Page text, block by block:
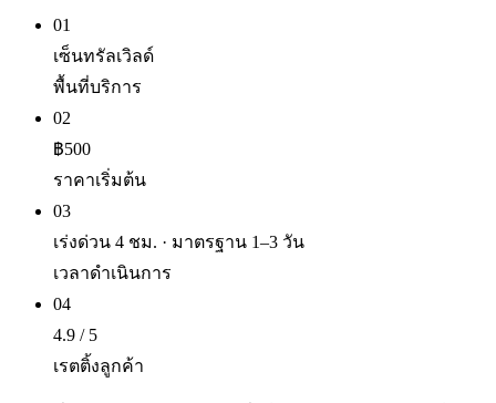
01
เซ็นทรัลเวิลด์
พื้นที่บริการ
02
฿500
ราคาเริ่มต้น
03
เร่งด่วน 4 ชม. · มาตรฐาน 1–3 วัน
เวลาดำเนินการ
04
4.9 / 5
เรตติ้งลูกค้า